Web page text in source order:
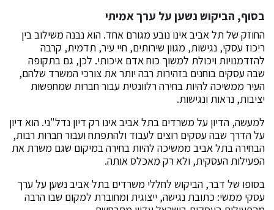
בסוף, הביקוש נשען על ערך אמיתי
החוזק של תל אביב אינו נובע מגורם אחד. הוא נבנה משילוב בין
ריכוז עסקי, נגישות, מגוון שירותים, חיי עיר, תדמית, קרבה
להזדמנויות ויכולת למשוך כוח אדם איכותי. לכן, גם בתקופה
שבה עסקים בוחנים בזהירות רבה יותר את צורכי המשרד שלהם,
העיר ממשיכה להיות בחירה רלוונטית עבור חברות שמחפשות
יציבות, נראות ונגישות.
למעשה, הדיון על משרדים בתל אביב אינו רק דיון נדל"ני. הוא דיון
על הדרך שבה עסקים רוצים לעבוד ולהתפתח ועבור חברות רבות,
הבחירה בתל אביב ממשיכה להיות בחירה במיקום שגם משרת את
הפעילות העסקית, ולא רק מאכלס אותה.
בסופו של דבר, הביקוש לחללי משרדים בתל אביב נשען על ערך
עסקי ממשי: כתובת נגישה, ייצוגית ומחוברת למקום שבו הרבה